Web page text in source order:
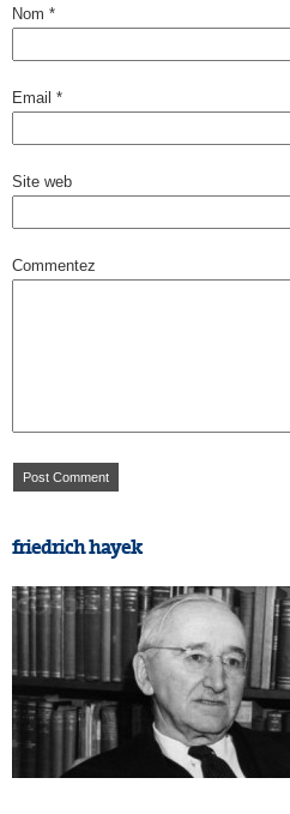
Nom *
Email *
Site web
Commentez
friedrich hayek